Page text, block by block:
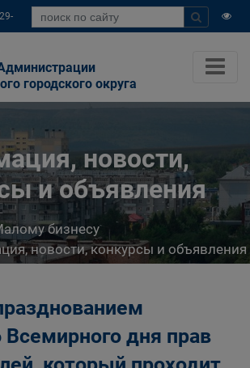
городского округа
новости,
и объявления
бизнесу
новости, конкурсы и объявления
Всемирного дня прав